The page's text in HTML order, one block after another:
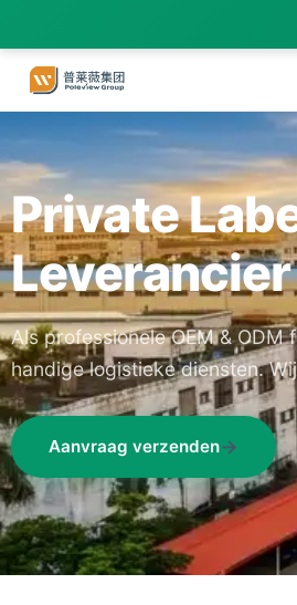
Private
Als professionele OEM &
handige logistieke diensten.
Aanvraag verzenden